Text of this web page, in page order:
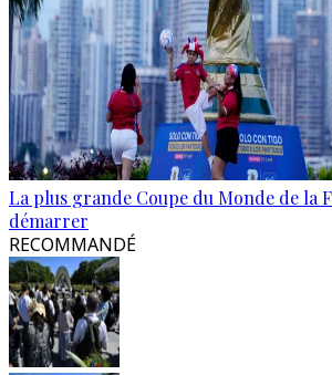
La plus grande Coupe du Monde de la
démarrer
RECOMMANDÉ